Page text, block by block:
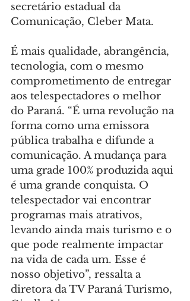
secretário estadual da
Comunicação, Cleber Mata.
É mais qualidade, abrangência,
tecnologia, com o mesmo
comprometimento de entregar
aos telespectadores o melhor
do Paraná. “É uma revolução na
forma como uma emissora
pública trabalha e difunde a
comunicação. A mudança para
uma grade 100% produzida aqui
é uma grande conquista. O
telespectador vai encontrar
programas mais atrativos,
levando ainda mais turismo e o
que pode realmente impactar
na vida de cada um. Esse é
nosso objetivo”, ressalta a
diretora da TV Paraná Turismo,